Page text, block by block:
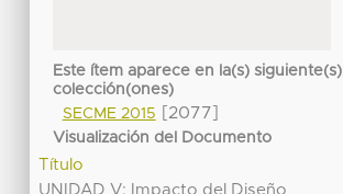
Este ítem aparece en la(s) siguiente(s)
colección(ones)
SECME 2015
[2077]
Visualización del Documento
Título
UNIDAD V: Impacto del Diseño